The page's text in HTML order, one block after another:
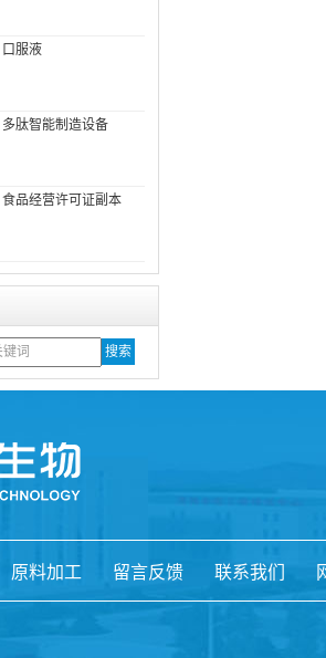
口服液
多肽智能制造设备
食品经营许可证副本
原料加工 留言反馈 联系我们